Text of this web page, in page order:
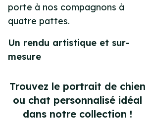
porte à nos compagnons à
quatre pattes.
Un rendu artistique et sur-
mesure
Trouvez le portrait de chien
ou chat personnalisé idéal
dans notre collection !